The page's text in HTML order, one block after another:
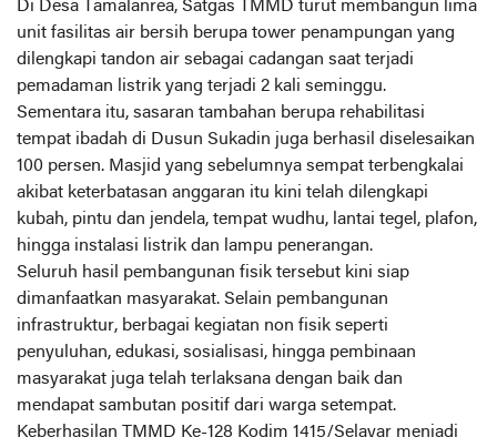
Di Desa Tamalanrea, Satgas TMMD turut membangun lima
unit fasilitas air bersih berupa tower penampungan yang
dilengkapi tandon air sebagai cadangan saat terjadi
pemadaman listrik yang terjadi 2 kali seminggu.
Sementara itu, sasaran tambahan berupa rehabilitasi
tempat ibadah di Dusun Sukadin juga berhasil diselesaikan
100 persen. Masjid yang sebelumnya sempat terbengkalai
akibat keterbatasan anggaran itu kini telah dilengkapi
kubah, pintu dan jendela, tempat wudhu, lantai tegel, plafon,
hingga instalasi listrik dan lampu penerangan.
Seluruh hasil pembangunan fisik tersebut kini siap
dimanfaatkan masyarakat. Selain pembangunan
infrastruktur, berbagai kegiatan non fisik seperti
penyuluhan, edukasi, sosialisasi, hingga pembinaan
masyarakat juga telah terlaksana dengan baik dan
mendapat sambutan positif dari warga setempat.
Keberhasilan TMMD Ke-128 Kodim 1415/Selayar menjadi